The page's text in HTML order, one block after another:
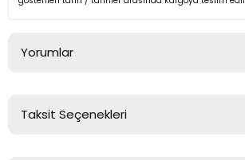
Yorumlar
Taksit Seçenekleri